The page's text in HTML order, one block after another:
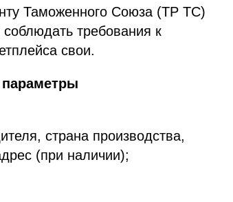
Таможенного Союза (ТР ТС)
требования к
свои.
страна производства,
(при наличии);